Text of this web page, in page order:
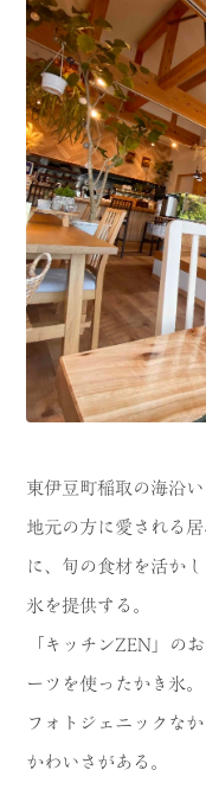
東伊豆町稲取の海沿
地元の方に愛される
に、旬の食材を活か
氷を提供する。
「キッチンZEN」の
ーツを使ったかき氷。
フォトジェニックな
かわいさがある。